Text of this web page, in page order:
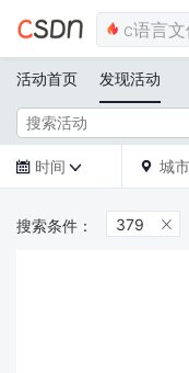
活动首页 发现活动
 时间   城市
379 